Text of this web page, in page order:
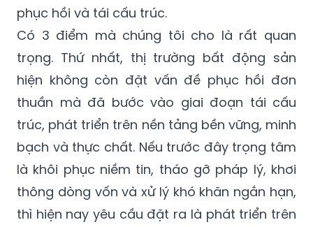
phục hồi và tái cấu trúc.
Có 3 điểm mà chúng tôi cho là rất quan
trọng. Thứ nhất, thị trường bất động sản
hiện không còn đặt vấn đề phục hồi đơn
thuần mà đã bước vào giai đoạn tái cấu
trúc, phát triển trên nền tảng bền vững, minh
bạch và thực chất. Nếu trước đây trọng tâm
là khôi phục niềm tin, tháo gỡ pháp lý, khơi
thông dòng vốn và xử lý khó khăn ngắn hạn,
thì hiện nay yêu cầu đặt ra là phát triển trên